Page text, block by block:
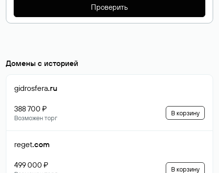
Проверить
Домены с историей
gidrosfera.ru
388 700 ₽
Возможен торг
В корзину
reget.com
499 000 ₽ В корзину